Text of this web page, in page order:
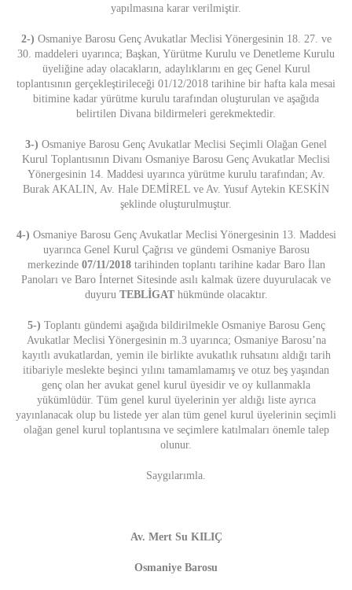
yapılmasına karar verilmiştir.
2-) Osmaniye Barosu Genç Avukatlar Meclisi Yönergesinin 18. 27. ve
30. maddeleri uyarınca; Başkan, Yürütme Kurulu ve Denetleme Kurulu
üyeliğine aday olacakların, adaylıklarını en geç Genel Kurul
toplantısının gerçekleştirileceği 01/12/2018 tarihine bir hafta kala mesai
bitimine kadar yürütme kurulu tarafından oluşturulan ve aşağıda
belirtilen Divana bildirmeleri gerekmektedir.
3-) Osmaniye Barosu Genç Avukatlar Meclisi Seçimli Olağan Genel
Kurul Toplantısının Divanı Osmaniye Barosu Genç Avukatlar Meclisi
Yönergesinin 14. Maddesi uyarınca yürütme kurulu tarafından; Av.
Burak AKALIN, Av. Hale DEMİREL ve Av. Yusuf Aytekin KESKİN
şeklinde oluşturulmuştur.
4-) Osmaniye Barosu Genç Avukatlar Meclisi Yönergesinin 13. Maddesi
uyarınca Genel Kurul Çağrısı ve gündemi Osmaniye Barosu
merkezinde 07/11/2018 tarihinden toplantı tarihine kadar Baro İlan
Panoları ve Baro İnternet Sitesinde asılı kalmak üzere duyurulacak ve
duyuru TEBLİGAThükmünde olacaktır.
5-) Toplantı gündemi aşağıda bildirilmekle Osmaniye Barosu Genç
Avukatlar Meclisi Yönergesinin m.3 uyarınca; Osmaniye Barosu’na
kayıtlı avukatlardan, yemin ile birlikte avukatlık ruhsatını aldığı tarih
itibariyle meslekte beşinci yılını tamamlamamış ve otuz beş yaşından
genç olan her avukat genel kurul üyesidir ve oy kullanmakla
yükümlüdür. Tüm genel kurul üyelerinin yer aldığı liste ayrıca
yayınlanacak olup bu listede yer alan tüm genel kurul üyelerinin seçimli
olağan genel kurul toplantısına ve seçimlere katılmaları önemle talep
olunur.
Saygılarımla.
Av. Mert Su KILIÇ
Osmaniye Barosu